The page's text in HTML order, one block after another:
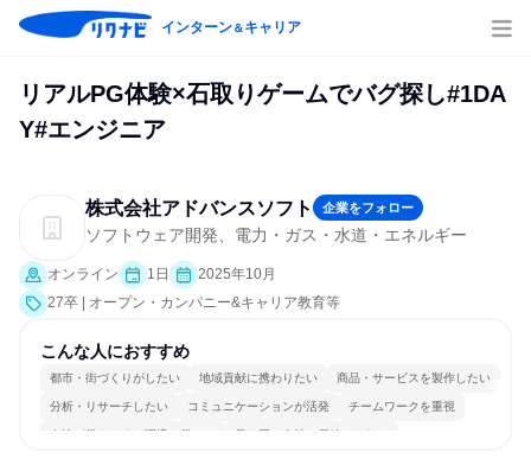
インターン＆キャリア
リアルPG体験×石取りゲームでバグ探し#1DA
Y#エンジニア
株式会社アドバンスソフト 企業をフォロー
ソフトウェア開発、電力・ガス・水道・エネルギー
オンライン 1日
2025年10月
27卒 | オープン・カンパニー&キャリア教育等
こんな人におすすめ
都市・街づくりがしたい 地域貢献に携わりたい 商品・サービスを製作したい
分析・リサーチしたい コミュニケーションが活発 チームワークを重視
女性が働きやすい環境で働ける 長く同じ会社に居続けられる